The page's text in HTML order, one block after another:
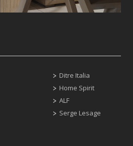
Ditre Italia
Home Spirit
ALF
Serge Lesage